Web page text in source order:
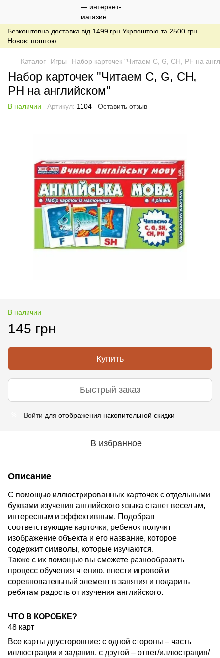
Безкоштовна доставка від 1499 грн Укрпоштою та 2500 грн
Новою поштою
Каталог Игры Набор карточек "Читаем C, G, CH, PH на
Набор карточек "Читаем C, G, CH,
PH на английском"
В наличии Артикул: 1104 Оставить отзыв
В наличии
145 грн
Купить
Быстрый заказ
Войти для отображения накопительной скидки
В избранное
Описание
С помощью иллюстрированных карточек с отдельными
буквами изучения английского языка станет веселым,
интересным и эффективным. Подобрав
соответствующие карточки, ребенок получит
изображение объекта и его название, которое
содержит символы, которые изучаются.
Также с их помощью вы сможете разнообразить
процесс обучения чтению, внести игровой и
соревновательный элемент в занятия и подарить
ребятам радость от изучения английского.
ЧТО В КОРОБКЕ?
48 карт
Все карты двусторонние: с одной стороны – часть
иллюстрации и задания, с другой – ответ/иллюстрация/